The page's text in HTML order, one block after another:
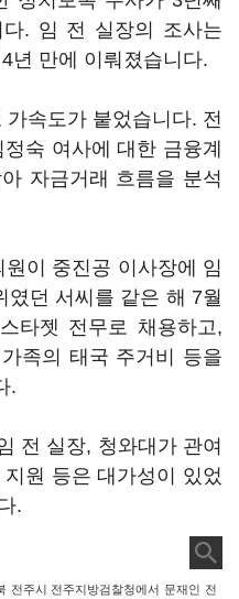
다. 임 전 실장의 조사는
년 만에 이뤄졌습니다.
속도가 붙었습니다. 전
숙 여사에 대한 금융계
자금거래 흐름을 분석
이 중진공 이사장에 임
였던 서씨를 같은 해 7월
타젯 전무로 채용하고,
족의 태국 주거비 등을
.
전 실장, 청와대가 관여
원 등은 대가성이 있었
.
전주시 전주지방검찰청에서 문재인 전